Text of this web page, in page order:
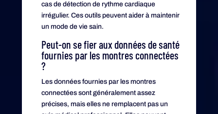
cas de détection de rythme cardiaque
irrégulier. Ces outils peuvent aider à maintenir
un mode de vie sain.
Peut-on se fier aux données de santé
fournies par les montres connectées
?
Les données fournies par les montres
connectées sont généralement assez
précises, mais elles ne remplacent pas un